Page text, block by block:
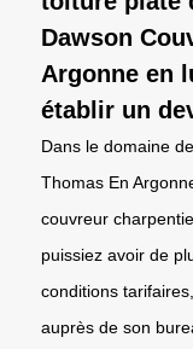
Dawson
Argonne en
établir un
Dans le domaine
Thomas En
couvreur
puissiez avoir de
conditions
auprès de son